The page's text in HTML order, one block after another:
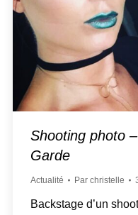
Shooting photo
Garde
Actualité Par christelle
Backstage d’un